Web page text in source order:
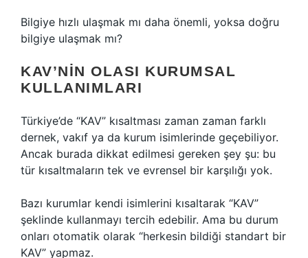
Bilgiye hızlı ulaşmak mı daha önemli, yoksa doğru
bilgiye ulaşmak mı?
KAV’NIN OLASI KURUMSAL
KULLANIMLARI
Türkiye’de “KAV” kısaltması zaman zaman farklı
dernek, vakıf ya da kurum isimlerinde geçebiliyor.
Ancak burada dikkat edilmesi gereken şey şu: bu
tür kısaltmaların tek ve evrensel bir karşılığı yok.
Bazı kurumlar kendi isimlerini kısaltarak “KAV”
şeklinde kullanmayı tercih edebilir. Ama bu durum
onları otomatik olarak “herkesin bildiği standart bir
KAV” yapmaz.